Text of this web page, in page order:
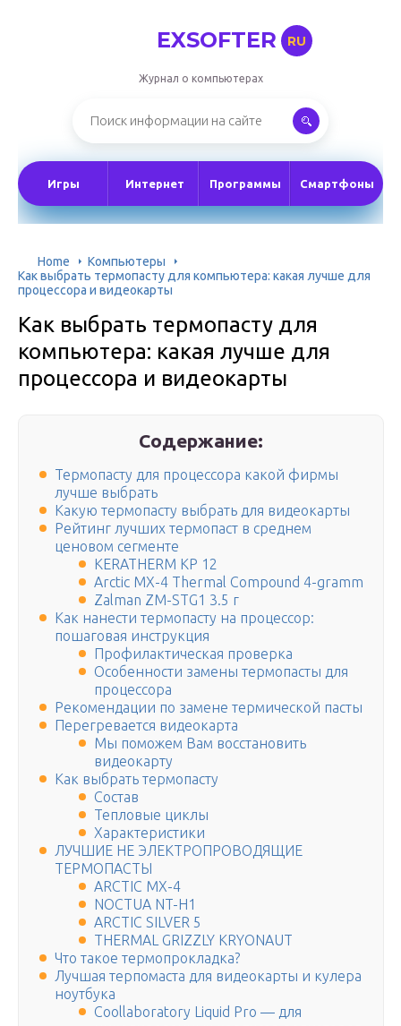
EXSOFTER RU
Журнал о компьютерах
Игры Интернет Программы Смартфоны
Home
Компьютеры
Как выбрать термопасту для компьютера: какая лучше для
процессора и видеокарты
Как выбрать термопасту для
компьютера: какая лучше для
процессора и видеокарты
Содержание:
Термопасту для процессора какой фирмы
лучше выбрать
Какую термопасту выбрать для видеокарты
Рейтинг лучших термопаст в среднем
ценовом сегменте
KERATHERM KP 12
Arctic MX-4 Thermal Compound 4-gramm
Zalman ZM-STG1 3.5 г
Как нанести термопасту на процессор:
пошаговая инструкция
Профилактическая проверка
Особенности замены термопасты для
процессора
Рекомендации по замене термической пасты
Перегревается видеокарта
Мы поможем Вам восстановить
видеокарту
Как выбрать термопасту
Состав
Тепловые циклы
Характеристики
ЛУЧШИЕ НЕ ЭЛЕКТРОПРОВОДЯЩИЕ
ТЕРМОПАСТЫ
ARCTIC MX-4
NOCTUA NT-H1
ARCTIC SILVER 5
THERMAL GRIZZLY KRYONAUT
Что такое термопрокладка?
Лучшая терпомаста для видеокарты и кулера
ноутбука
Coollaboratory Liquid Pro — для